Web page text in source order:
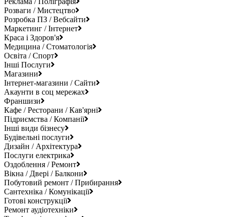
Розваги / Мистецтво
Розробка ПЗ / Вебсайти
Маркетинг / Інтернет
Краса і Здоров'я
Медицина / Стоматологія
Освіта / Спорт
Інші Послуги
Магазини
Інтернет-магазини / Сайти
Акаунти в соц мережах
Франшизи
Кафе / Ресторани / Кав'ярні
Підриємства / Компанії
Інші види бізнесу
Будівельні послуги
Дизайн / Архітектура
Послуги електрика
Оздоблення / Ремонт
Вікна / Двері / Балкони
Побутовий ремонт / Прибирання
Сантехніка / Комунікації
Готові конструкції
Ремонт аудіотехніки